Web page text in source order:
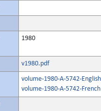
1980
v1980.pdf
volume-1980-A-5742-
volume-1980-A-5742-